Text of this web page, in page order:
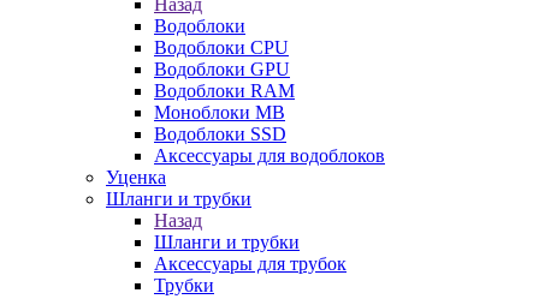
Назад
Водоблоки
Водоблоки CPU
Водоблоки GPU
Водоблоки RAM
Моноблоки MB
Водоблоки SSD
Аксессуары для водоблоков
Уценка
Шланги и трубки
Назад
Шланги и трубки
Аксессуары для трубок
Трубки